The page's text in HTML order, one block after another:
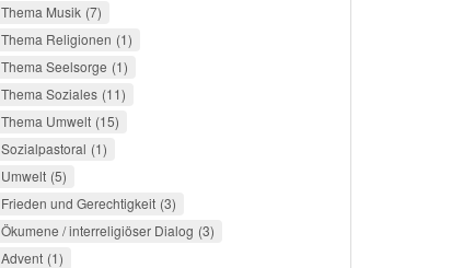
Thema Musik 7
Thema Religionen 1
Thema Seelsorge 1
Thema Soziales 11
Thema Umwelt 15
Sozialpastoral 1
Umwelt 5
Frieden und Gerechtigkeit 3
Ökumene / interreligiöser Dialog 3
Advent 1